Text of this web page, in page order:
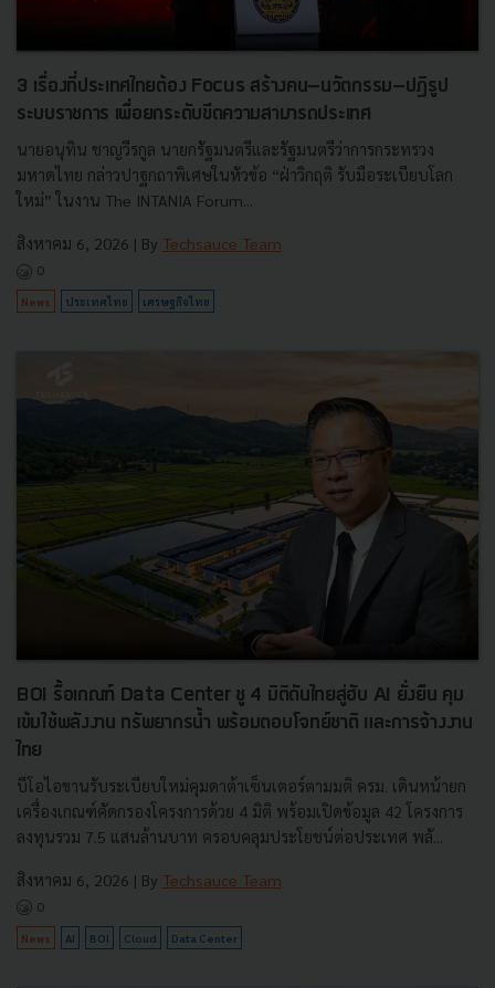
3 เรื่องที่ประเทศไทยต้อง Focus สร้างคน–นวัตกรรม–ปฏิรูป
ระบบราชการ เพื่อยกระดับขีดความสามารถประเทศ
นายอนุทิน ชาญวีรกูล นายกรัฐมนตรีและรัฐมนตรีว่าการกระทรวง
มหาดไทย กล่าวปาฐกถาพิเศษในหัวข้อ “ฝ่าวิกฤติ รับมือระเบียบโลก
ใหม่” ในงาน The INTANIA Forum...
สิงหาคม 6, 2026 | By Techsauce Team
0
News ประเทศไทย เศรษฐกิจไทย
BOI รื้อเกณฑ์ Data Center ชู 4 มิติดันไทยสู่ฮับ AI ยั่งยืน คุม
เข้มใช้พลังงาน ทรัพยากรน้ำ พร้อมตอบโจทย์ชาติ และการจ้างงาน
ไทย
บีโอไอขานรับระเบียบใหม่คุมดาต้าเซ็นเตอร์ตามมติ ครม. เดินหน้ายก
เครื่องเกณฑ์คัดกรองโครงการด้วย 4 มิติ พร้อมเปิดข้อมูล 42 โครงการ
ลงทุนรวม 7.5 แสนล้านบาท ครอบคลุมประโยชน์ต่อประเทศ พลั...
สิงหาคม 6, 2026 | By Techsauce Team
0
News AI BOI Cloud Data Center